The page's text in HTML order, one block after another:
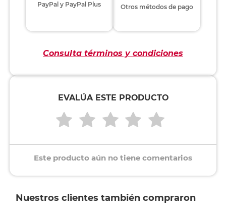
PayPal y PayPal Plus Otros métodos de pago
Consulta términos y condiciones
EVALÚA ESTE PRODUCTO
Este producto aún no tiene comentarios
Nuestros clientes también compraron